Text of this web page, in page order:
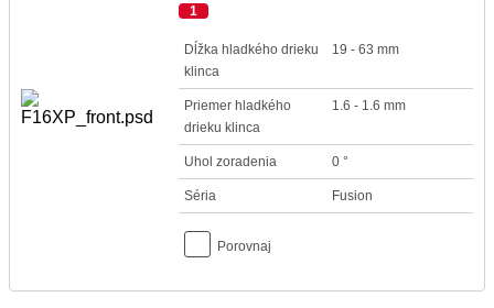
1
Dĺžka hladkého drieku
klinca
19 - 63 mm
Priemer hladkého
drieku klinca
1.6 - 1.6 mm
Uhol zoradenia 0 °
Séria Fusion
Porovnaj